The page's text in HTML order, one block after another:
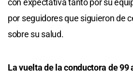
por seguidores que siguieron de
sobre su salud.
La vuelta de la conductora de 99